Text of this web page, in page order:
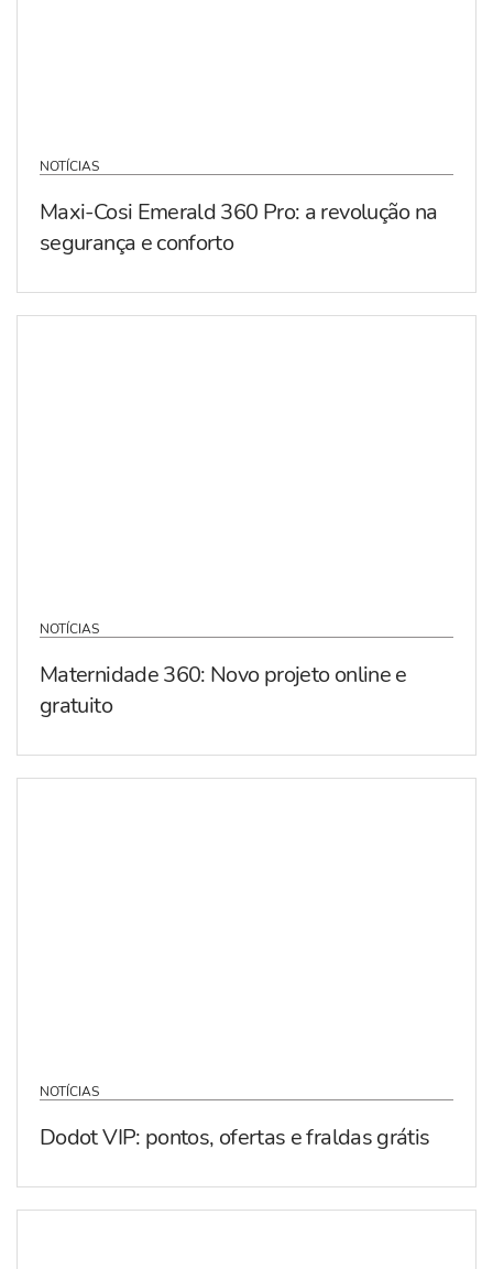
NOTÍCIAS
Maxi-Cosi Emerald 360 Pro: a revolução na
segurança e conforto
NOTÍCIAS
Maternidade 360: Novo projeto online e
gratuito
NOTÍCIAS
Dodot VIP: pontos, ofertas e fraldas grátis